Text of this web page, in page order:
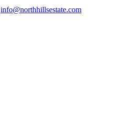
info@northhillsestate.com